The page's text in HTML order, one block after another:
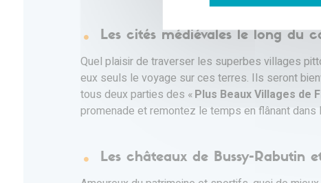
Les cités médiévales le long du
Quel plaisir de traverser les superbes villages
eux seuls le voyage sur ces terres. Ils seront
tous deux parties des «Plus Beaux Villages de
promenade et remontez le temps en flânant dans
Les châteaux de Bussy-Rabutin